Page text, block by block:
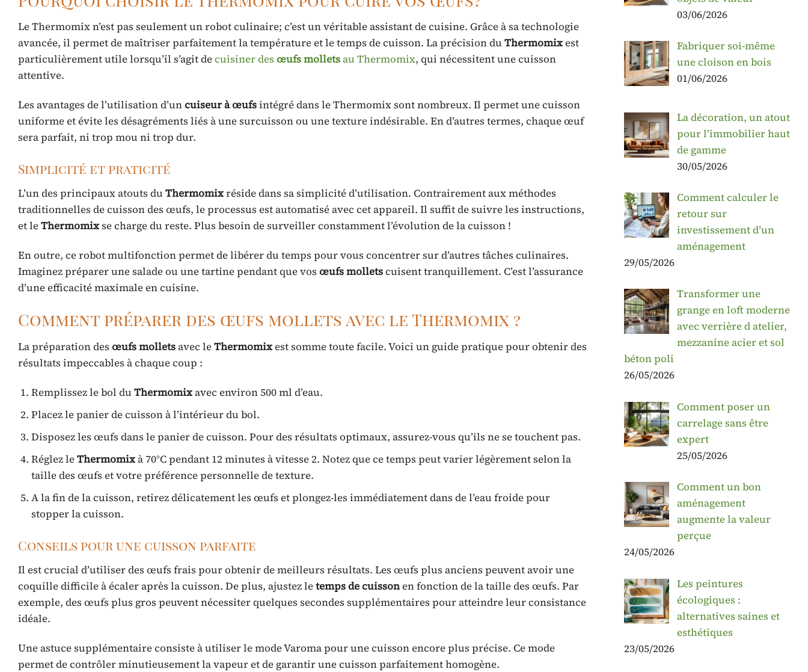
Le Thermomix n’est pas seulement un robot culinaire; c’est un véritable assistant de cuisine. Grâce à sa technologie
avancée, il permet de maîtriser parfaitement la température et le temps de cuisson. La précision du Thermomixest
particulièrement utile lorsqu’il s’agit decuisiner des œufs molletsau Thermomix, qui nécessitent une cuisson
attentive.
Les avantages de l’utilisation d’uncuiseur à œufsintégré dans le Thermomix sont nombreux. Il permet une cuisson
uniforme et évite les désagréments liés à une surcuisson ou une texture indésirable. En d’autres termes, chaque œuf
sera parfait, ni trop mou ni trop dur.
Simplicité et praticité
L’un des principaux atouts du Thermomixréside dans sa simplicité d’utilisation. Contrairement aux méthodes
traditionnelles de cuisson des œufs, le processus est automatisé avec cet appareil. Il suffit de suivre les instructions,
et leThermomixse charge du reste. Plus besoin de surveiller constamment l’évolution de la cuisson !
En outre, ce robot multifonction permet de libérer du temps pour vous concentrer sur d’autres tâches culinaires.
Imaginez préparer une salade ou une tartine pendant que vos œufs molletscuisent tranquillement. C’est l’assurance
d’une efficacité maximale en cuisine.
Comment préparer des œufs mollets avec le Thermomix ?
La préparation des œufs molletsavec leThermomixest somme toute facile. Voici un guide pratique pour obtenir des
résultats impeccables à chaque coup :
Remplissez le bol duThermomixavec environ 500 ml d’eau.
Placez le panier de cuisson à l’intérieur du bol.
Disposez les œufs dans le panier de cuisson. Pour des résultats optimaux, assurez-vous qu’ils ne se touchent pas.
Réglez leThermomixà 70°C pendant 12 minutes à vitesse 2. Notez que ce temps peut varier légèrement selon la
taille des œufs et votre préférence personnelle de texture.
A la fin de la cuisson, retirez délicatement les œufs et plongez-les immédiatement dans de l’eau froide pour
stopper la cuisson.
Conseils pour une cuisson parfaite
Il est crucial d’utiliser des œufs frais pour obtenir de meilleurs résultats. Les œufs plus anciens peuvent avoir une
coquille difficile à écaler après la cuisson. De plus, ajustez letemps de cuissonen fonction de la taille des œufs. Par
exemple, des œufs plus gros peuvent nécessiter quelques secondes supplémentaires pour atteindre leur consistance
idéale.
Une astuce supplémentaire consiste à utiliser le mode Varoma pour une cuisson encore plus précise. Ce mode
permet de contrôler minutieusement la vapeur et de garantir une cuisson parfaitement homogène.
03/06/2026
Fabriquer soi-même
une cloison en bois
01/06/2026
La décoration, un atout
pour l’immobilier haut
de gamme
30/05/2026
Comment calculer le
retour sur
investissement d’un
aménagement
29/05/2026
Transformer une
grange en loft moderne
avec verrière d atelier,
mezzanine acier et sol
béton poli
26/05/2026
Comment poser un
carrelage sans être
expert
25/05/2026
Comment un bon
aménagement
augmente la valeur
perçue
24/05/2026
Les peintures
écologiques :
alternatives saines et
esthétiques
23/05/2026